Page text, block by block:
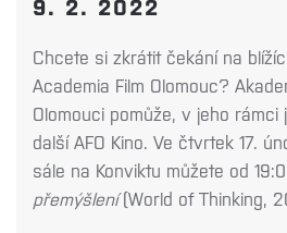
Chcete si zkrátit čekání na
Academia Film Olomouc?
Olomouci pomůže, v jeho
další AFO Kino. Ve čtvrtek 17.
sále na Konviktu můžete od
přemýšlení(World of Thinking,